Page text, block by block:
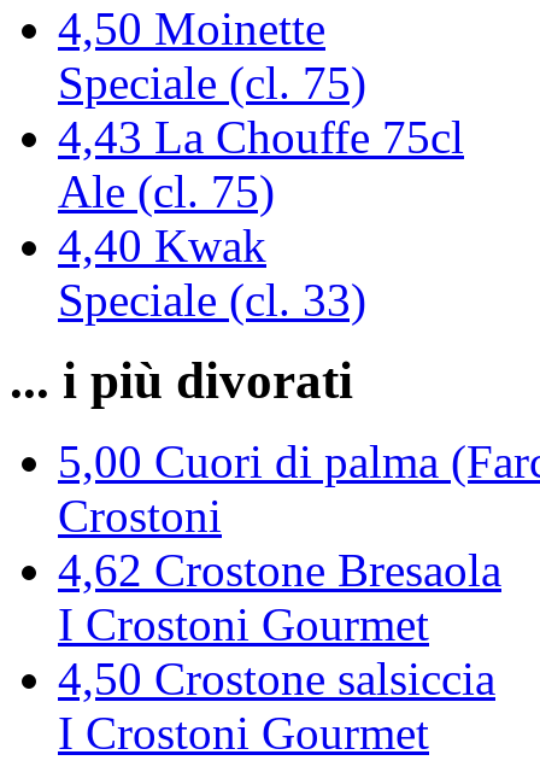
4,50 Moinette
Speciale (cl. 75)
4,43 La Chouffe 75cl
Ale (cl. 75)
4,40 Kwak
Speciale (cl. 33)
... i più divorati
5,00 Cuori di palma
Crostoni
4,62 Crostone Bresaola
I Crostoni Gourmet
4,50 Crostone salsiccia
I Crostoni Gourmet